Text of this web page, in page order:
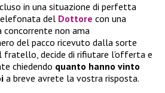
in una situazione di perfetta
del Dottore con una
concorrente non ama
del pacco ricevuto dalla sorte
decide di rifiutare l’offerta e
chiedendo quanto hanno vinto
a breve avrete la vostra risposta.